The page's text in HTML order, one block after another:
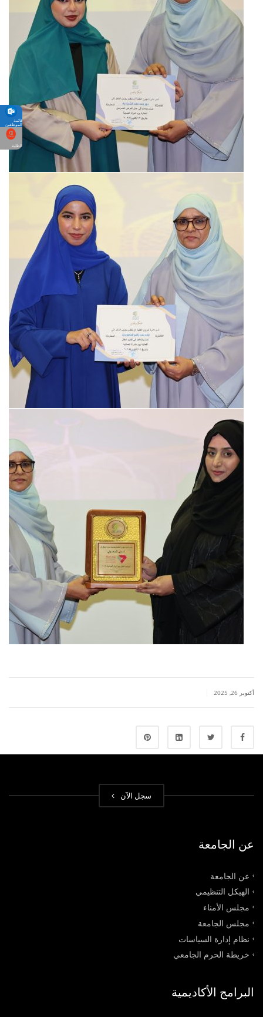
أكتوبر 26, 2025
سجل الآن
عن الجامعة
عن الجامعة
الهيكل التنظيمي
مجلس الأمناء
مجلس الجامعة
نظام إدارة السياسات
خريطة الحرم الجامعي
البرامج الأكاديمية
قائمة
الموظفين
الطلبة